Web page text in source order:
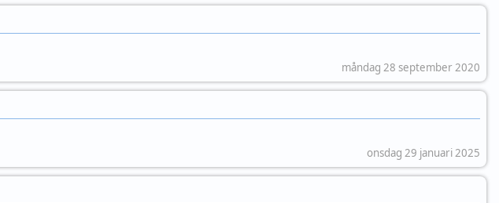
måndag 28 september 2020
onsdag 29 januari 2025